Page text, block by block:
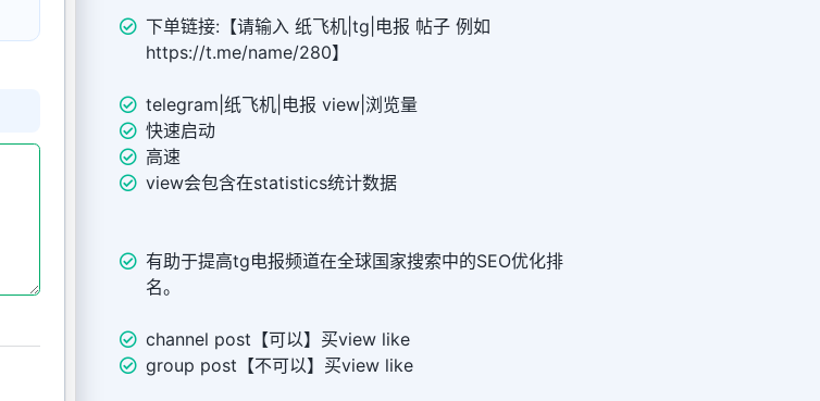
下单链接:【请输入 纸飞机|tg|电报 帖子 例如
https://t.me/name/280】
telegram|纸飞机|电报 view|浏览量
快速启动
高速
view会包含在statistics统计数据
有助于提高tg电报频道在全球国家搜索中的SEO优化排
名。
channel post【可以】买view like
group post【不可以】买view like